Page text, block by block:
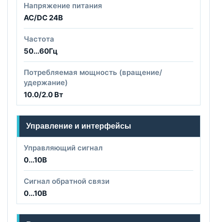
Напряжение питания
AC/DC 24B
Частота
50...60Гц
Потребляемая мощность (вращение/
удержание)
10.0/2.0 Вт
Управление и интерфейсы
Управляющий сигнал
0...10В
Сигнал обратной связи
0...10В